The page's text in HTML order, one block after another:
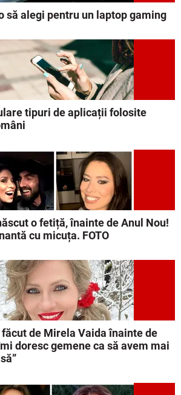
să alegi pentru un laptop gaming
tipuri de aplicații folosite
o fetiță, înainte de Anul Nou!
cu micuța. FOTO
de Mirela Vaida înainte de
doresc gemene ca să avem mai